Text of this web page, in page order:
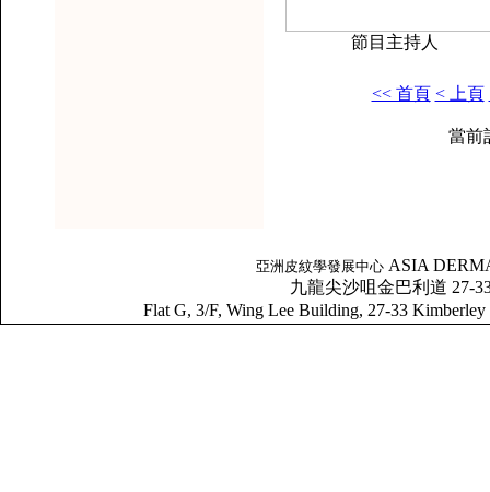
節目主持人
<< 首頁 < 上頁
當前
亞洲皮紋學發展中心 ASIA
九龍尖沙咀金巴利道 27-
Flat G, 3/F, Wing Lee Building, 27-33